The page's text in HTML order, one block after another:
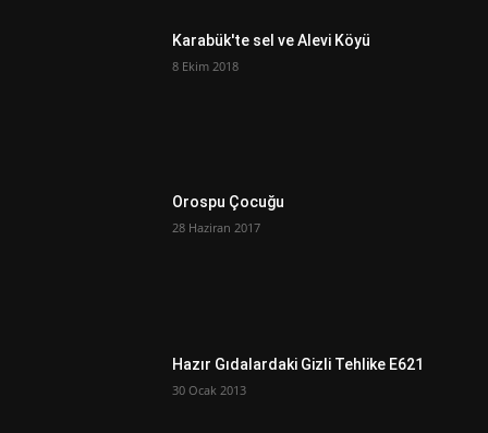
Karabük'te sel ve Alevi Köyü
8 Ekim 2018
Orospu Çocuğu
28 Haziran 2017
Hazır Gıdalardaki Gizli Tehlike E621
30 Ocak 2013